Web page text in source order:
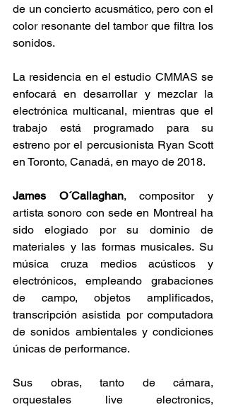
de un concierto acusmático, pero con el
color resonante del tambor que filtra los
sonidos.
La residencia en el estudio CMMAS se
enfocará en desarrollar y mezclar la
electrónica multicanal, mientras que el
trabajo está programado para su
estreno por el percusionista Ryan Scott
en Toronto, Canadá, en mayo de 2018.
James O´Callaghan, compositor y
artista sonoro con sede en Montreal ha
sido elogiado por su dominio de
materiales y las formas musicales. Su
música cruza medios acústicos y
electrónicos, empleando grabaciones
de campo, objetos amplificados,
transcripción asistida por computadora
de sonidos ambientales y condiciones
únicas de performance.
Sus obras, tanto de cámara,
orquestales live electronics,